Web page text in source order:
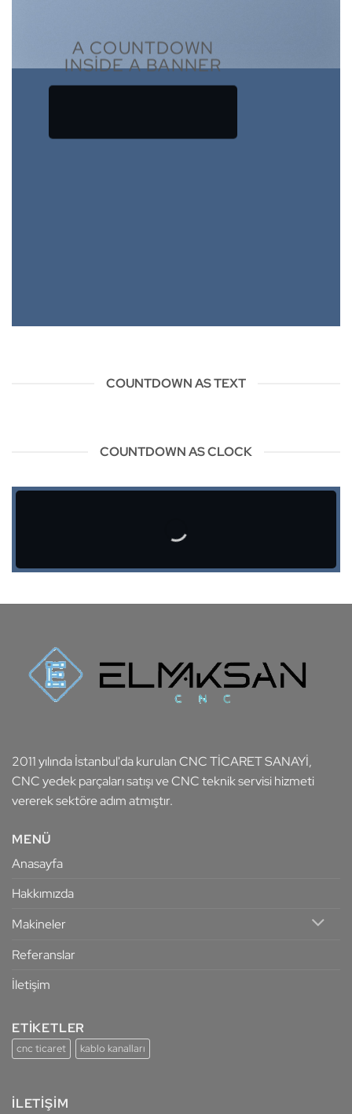
A COUNTDOWN
INSIDE A BANNER
COUNTDOWN AS TEXT
COUNTDOWN AS CLOCK
2011 yılında İstanbul'da kurulan CNC TİCARET SANAYİ,
CNC yedek parçaları satışı ve CNC teknik servisi hizmeti
vererek sektöre adım atmıştır.
MENÜ
Anasayfa
Hakkımızda
Makineler
Referanslar
İletişim
ETİKETLER
cnc ticaret kablo kanalları
İLETİŞİM